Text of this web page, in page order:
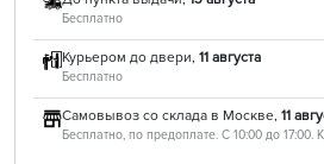
Бесплатно
Курьером до двери, 11 августа
Бесплатно
Самовывоз со склада в Москве, 11
Бесплатно, по предоплате. С 10:00 до 17:00.